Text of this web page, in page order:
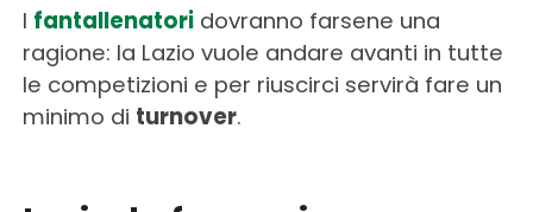
I fantallenatoridovranno farsene una
ragione: la Lazio vuole andare avanti in tutte
le competizioni e per riuscirci servirà fare un
minimo di turnover.